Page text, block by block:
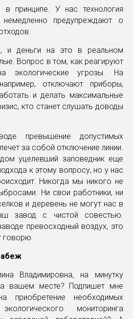
принципе. У нас технология
немедленно предупреждают о
и деньги на это в реальном
Вопрос в том, как реагируют
экологические угрозы. На
отключают приборы,
и делать максимальные
кто станет слушать доводы
превышение допустимых
за собой отключение линии.
уцелевший заповедник еще
к этому вопросу, но у нас
Никогда мы никого не
Ни свои работники, ни
и деревень не могут нас в
завод с чистой совестью.
превосходный воздух, это
говорю.
Владимировна, на минутку
вашем месте? Подпишет мне
приобретение необходимых
мониторинга